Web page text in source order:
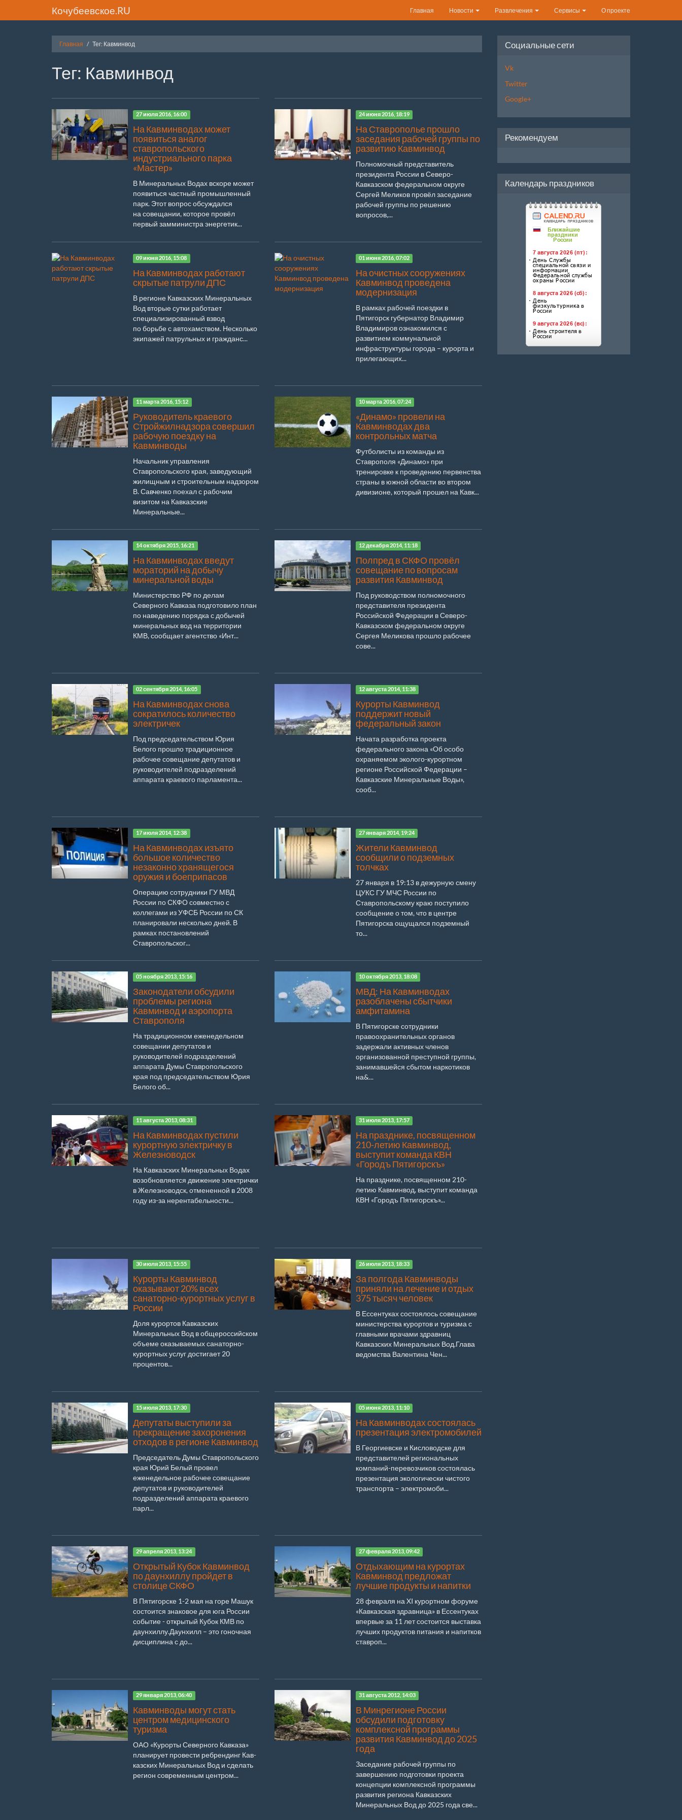
Кочубеевское.RU Главная Новости Развлечения Сервисы О проекте
Главная Тег: Кавминвод
Тег: Кавминвод
27 июля 2016, 16:00
На Кавминводах может
появиться аналог
ставропольского
индустриального парка
«Мастер»
В Минеральных Водах вскоре может
появиться частный промышленный
парк. Этот вопрос обсуждался
на совещании, которое провёл
первый замминистра энергетик...
24 июня 2016, 18:19
На Ставрополье прошло
заседания рабочей группы по
развитию Кавминвод
Полномочный представитель
президента России в Северо-
Кавказском федеральном округе
Сергей Меликов провёл заседание
рабочей группы по решению
вопросов,...
09 июня 2016, 15:08
На Кавминводах работают
скрытые патрули ДПС
В регионе Кавказских Минеральных
Вод вторые сутки работает
специализированный взвод
по борьбе с автохамством. Несколько
экипажей патрульных и гражданс...
01 июня 2016, 07:02
На очистных сооружениях
Кавминвод проведена
модернизация
В рамках рабочей поездки в
Пятигорск губернатор Владимир
Владимиров ознакомился с
развитием коммунальной
инфраструктуры города – курорта и
прилегающих...
11 марта 2016, 15:12
Руководитель краевого
Стройжилнадзора совершил
рабочую поездку на
Кавминводы
Начальник управления
Ставропольского края, заведующий
жилищным и строительным надзором
В. Савченко поехал с рабочим
визитом на Кавказские
Минеральные...
10 марта 2016, 07:24
«Динамо» провели на
Кавминводах два
контрольных матча
Футболисты из команды из
Ставрополя «Динамо» при
тренировке к проведению первенства
страны в южной области во втором
дивизионе, который прошел на Кавк...
14 октября 2015, 16:21
На Кавминводах введут
мораторий на добычу
минеральной воды
Министерство РФ по делам
Северного Кавказа подготовило план
по наведению порядка с добычей
минеральных вод на территории
КМВ, сообщает агентство «Инт...
12 декабря 2014, 11:18
Полпред в СКФО провёл
совещание по вопросам
развития Кавминвод
Под руководством полномочного
представителя президента
Российской Федерации в Северо-
Кавказском федеральном округе
Сергея Меликова прошло рабочее
сове...
02 сентября 2014, 16:05
На Кавминводах снова
сократилось количество
электричек
Под председательством Юрия
Белого прошло традиционное
рабочее совещание депутатов и
руководителей подразделений
аппарата краевого парламента...
12 августа 2014, 11:38
Курорты Кавминвод
поддержит новый
федеральный закон
Начата разработка проекта
федерального закона «Об особо
охраняемом эколого-курортном
регионе Российской Федерации –
Кавказские Минеральные Воды»,
сооб...
17 июля 2014, 12:38
На Кавминводах изъято
большое количество
незаконно хранящегося
оружия и боеприпасов
Операцию сотрудники ГУ МВД
России по СКФО совместно с
коллегами из УФСБ России по СК
планировали несколько дней. В
рамках постановлений
Ставропольског...
27 января 2014, 19:24
Жители Кавминвод
сообщили о подземных
толчках
27 января в 19:13 в дежурную смену
ЦУКС ГУ МЧС России по
Ставропольскому краю поступило
сообщение о том, что в центре
Пятигорска ощущался подземный
то...
05 ноября 2013, 15:16
Законодатели обсудили
проблемы региона
Кавминвод и аэропорта
Ставрополя
На традиционном еженедельном
совещании депутатов и
руководителей подразделений
аппарата Думы Ставропольского
края под председательством Юрия
Белого об...
10 октября 2013, 18:08
МВД: На Кавминводах
разоблачены сбытчики
амфитамина
В Пятигорске сотрудники
правоохранительных органов
задержали активных членов
организованной преступной группы,
занимавшейся сбытом наркотиков
на&...
11 августа 2013, 08:31
На Кавминводах пустили
курортную электричку в
Железноводск
На Кавказских Минеральных Водах
возобновляется движение электрички
в Железноводск, отмененной в 2008
году из-за нерентабельности...
31 июля 2013, 17:57
На празднике, посвященном
210-летию Кавминвод,
выступит команда КВН
«Городъ Пятигорскъ»
На празднике, посвященном 210-
летию Кавминвод, выступит команда
КВН «Городъ Пятигорскъ»...
30 июля 2013, 15:55
Курорты Кавминвод
оказывают 20% всех
санаторно-курортных услуг в
России
Доля курортов Кавказских
Минеральных Вод в общероссийском
объеме оказываемых санаторно-
курортных услуг достигает 20
процентов...
26 июля 2013, 18:33
За полгода Кавминводы
приняли на лечение и отдых
375 тысяч человек
В Ессентуках состоялось совещание
министерства курортов и туризма с
главными врачами здравниц
Кавказских Минеральных Вод.Глава
ведомства Валентина Чен...
15 июля 2013, 17:30
Депутаты выступили за
прекращение захоронения
отходов в регионе Кавминвод
Председатель Думы Ставропольского
края Юрий Белый провел
еженедельное рабочее совещание
депутатов и руководителей
подразделений аппарата краевого
парл...
05 июня 2013, 11:10
На Кавминводах состоялась
презентация электромобилей
В Георгиевске и Кисловодске для
представителей региональных
компаний-перевозчиков состоялась
презентация экологически чистого
транспорта – электромоби...
29 апреля 2013, 13:24
Открытый Кубок Кавминвод
по даунхиллу пройдет в
столице СКФО
В Пятигорске 1-2 мая на горе Машук
состоится знаковое для юга России
событие - открытый Кубок КМВ по
даунхиллу.Даунхилл – это гоночная
дисциплина с до...
27 февраля 2013, 09:42
Отдыхающим на курортах
Кавминвод предложат
лучшие продукты и напитки
28 февраля на XI курортном форуме
«Кавказская здравница» в Ессентуках
впервые за 11 лет состоится выставка
лучших продуктов питания и напитков
ставроп...
29 января 2013, 06:40
Кавминводы могут стать
центром медицинского
туризма
ОАО «Ку­рор­ты Се­вер­но­го Кав­ка­за»
пла­ни­ру­ет про­ве­сти реб­рен­динг Кав­
каз­ских Ми­не­раль­ных Вод и сде­лать
ре­ги­он совре­мен­ным цен­тром...
31 августа 2012, 14:03
В Минрегионе России
обсудили подготовку
комплексной программы
развития Кавминвод до 2025
года
Заседание рабочей группы по
завершению подготовки проекта
концепции комплексной программы
развития региона Кавказских
Минеральных Вод до 2025 года све...
Социальные сети
Vk
Twitter
Google+
Рекомендуем
Календарь праздников